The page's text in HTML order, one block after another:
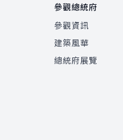
參觀總統府
參觀資訊
建築風華
總統府展覽